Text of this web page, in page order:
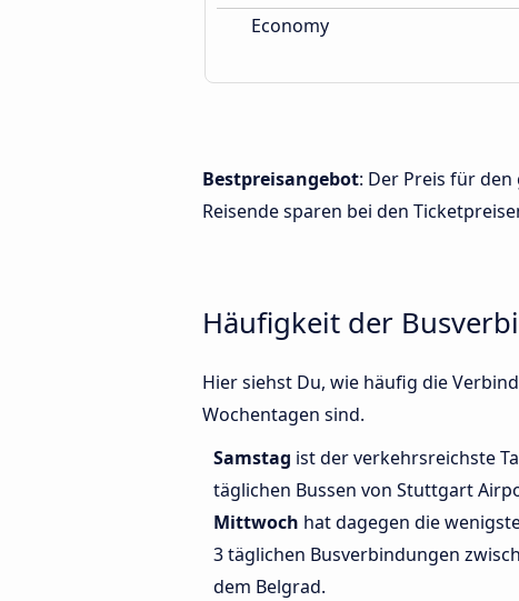
Economy
Bestpreisangebot: Der Preis für
Reisende sparen bei den
Häufigkeit der
Hier siehst Du, wie häufig die
Wochentagen sind.
Samstag ist der verkehrsreichste
täglichen Bussen von Stuttgart
Mittwoch hat dagegen die
3 täglichen Busverbindungen
dem Belgrad.